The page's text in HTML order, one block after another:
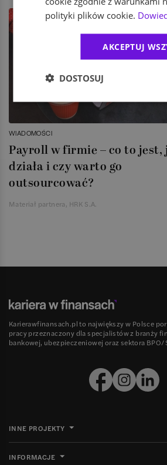
WIADOMOŚCI
Payroll w firmie – co to jest,
działa i czy warto go
outsourcować?
Materiał partnera, HRK S.A.
Karierawfinansach.pl to największy w Polsce
pracy przeznaczony dla specjalistów z branży
bankowej, ubezpieczeniowej oraz sektora BPO/
INNE PROJEKTY
INFORMACJE
polityki plików cookie.
AKCEPTUJ
DOSTOSUJ